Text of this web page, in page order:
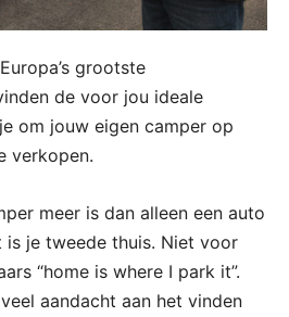
grootste
de voor jou ideale
om jouw eigen camper op
verkopen.
meer is dan alleen een auto
is je tweede thuis. Niet voor
“home is where I park it”.
aandacht aan het vinden